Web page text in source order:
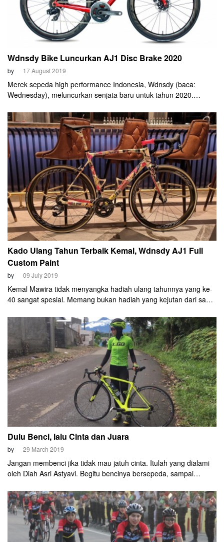
Wdnsdy Bike Luncurkan AJ1 Disc Brake 2020
by 17 August 2019
Merek sepeda high performance Indonesia, Wdnsdy (baca:
Wednesday), meluncurkan senjata baru untuk tahun 2020.
yang ikut berkompetisi di kejuaraan profesional di Amerika
Serikat.
Kado Ulang Tahun Terbaik Kemal, Wdnsdy AJ1 Full
Custom Paint
by 09 July 2019
Kemal Mawira tidak menyangka hadiah ulang tahunnya yang ke-
40 sangat spesial. Memang bukan hadiah yang kejutan dari sang
“Waktu itu malam-malam kita sedang makan es krim di Ubud,
Bali. Tiba-tiba Karina bilang aku akan kasih kamu hadiah ulang
tahun sebuah sepeda tapi kamu harus mengecatnya something
special!” cerita Kemal yang berulang tahun setiap tanggal 5 Juli.
Dulu Benci, lalu Cinta dan Juara
by 29 March 2019
Jangan membenci jika tidak mau jatuh cinta. Itulah yang dialami
oleh Diah Asri Astyavi. Begitu bencinya bersepeda, sampai
semuanya berubah!